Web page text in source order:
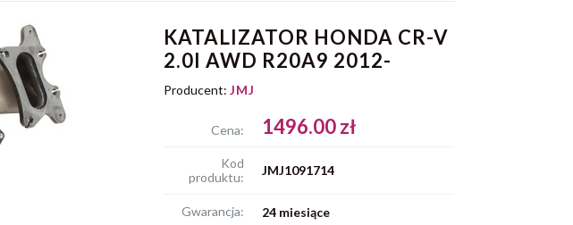
KATALIZATOR HONDA CR-V
2.0I AWD R20A9 2012-
Producent:JMJ
Cena: 1496.00 zł
Kod
produktu:
JMJ1091714
Gwarancja: 24 miesiące